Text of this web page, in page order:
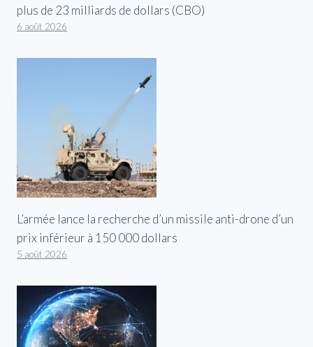
plus de 23 milliards de dollars (CBO)
6 août 2026
L’armée lance la recherche d’un missile anti-drone d’un
prix inférieur à 150 000 dollars
5 août 2026